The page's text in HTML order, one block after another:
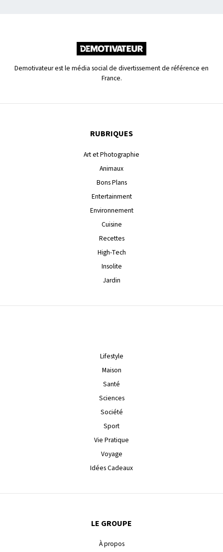
Demotivateur est le média social de divertissement de référence en
France.
RUBRIQUES
Art et Photographie
Animaux
Bons Plans
Entertainment
Environnement
Cuisine
Recettes
High-Tech
Insolite
Jardin
Lifestyle
Maison
Santé
Sciences
Société
Sport
Vie Pratique
Voyage
Idées Cadeaux
LE GROUPE
À propos